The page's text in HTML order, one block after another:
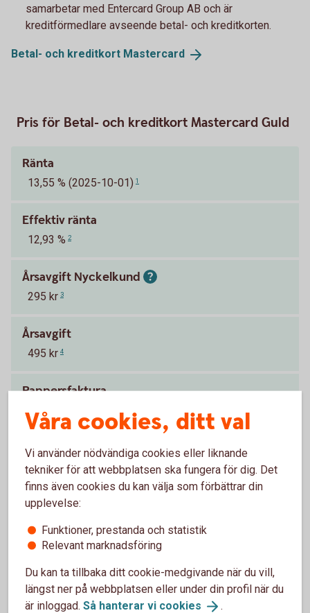
samarbetar med Entercard Group AB och är
kreditförmedlare avseende betal- och kreditkorten.
Betal- och kreditkort Mastercard
Pris för Betal- och kreditkort Mastercard Guld
Ränta
13,55 % (2025-10-01) 1
Effektiv ränta
12,93 % 2
Årsavgift Nyckelkund
295 kr 3
Årsavgift
495 kr 4
Pappersfaktura
29 kr
Visa mer
1 Räntan är per år.
Gäller vid 70 000 kr Tillbaka
För kunder som inte redan har reducerad
årsavgift på ett betal- och kreditkort.
Tillbaka
Våra cookies, ditt val
Vi använder nödvändiga cookies eller liknande
tekniker för att webbplatsen ska fungera för dig. Det
finns även cookies du kan välja som förbättrar din
upplevelse:
Funktioner, prestanda och statistik
Relevant marknadsföring
Du kan ta tillbaka ditt cookie-medgivande när du vill,
längst ner på webbplatsen eller under din profil när du
är inloggad. Så hanterar vi cookies .